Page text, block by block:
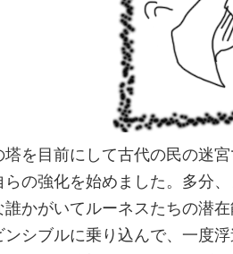
塔を目前にして古代の民の迷
らの強化を始めました。多分
誰かがいてルーネスたちの潜
ンシブルに乗り込んで、一度